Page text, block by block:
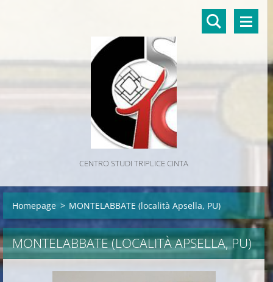
CENTRO STUDI TRIPLICE CINTA
Homepage > MONTELABBATE (località Apsella, PU)
MONTELABBATE (LOCALITÀ APSELLA, PU)